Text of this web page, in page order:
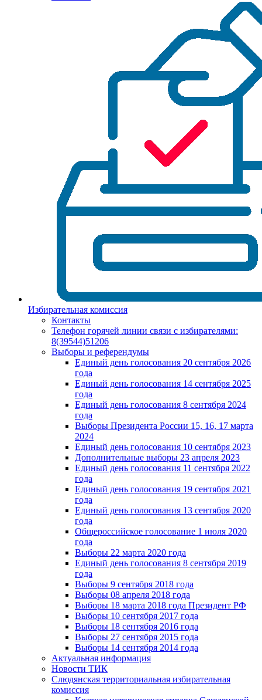
Избирательная комиссия
Контакты
Телефон горячей линии связи с избирателями:
8(39544)51206
Выборы и референдумы
Единый день голосования 20 сентября 2026
года
Единый день голосования 14 сентября 2025
года
Единый день голосования 8 сентября 2024
года
Выборы Президента России 15, 16, 17 марта
2024
Единый день голосования 10 сентября 2023
Дополнительные выборы 23 апреля 2023
Единый день голосования 11 сентября 2022
года
Единый день голосования 19 сентября 2021
года
Единый день голосования 13 сентября 2020
года
Общероссийское голосование 1 июля 2020
года
Выборы 22 марта 2020 года
Единый день голосования 8 сентября 2019
года
Выборы 9 сентября 2018 года
Выборы 08 апреля 2018 года
Выборы 18 марта 2018 года Президент РФ
Выборы 10 сентября 2017 года
Выборы 18 сентября 2016 года
Выборы 27 сентября 2015 года
Выборы 14 сентября 2014 года
Актуальная информация
Новости ТИК
Слюдянская территориальная избирательная
комиссия